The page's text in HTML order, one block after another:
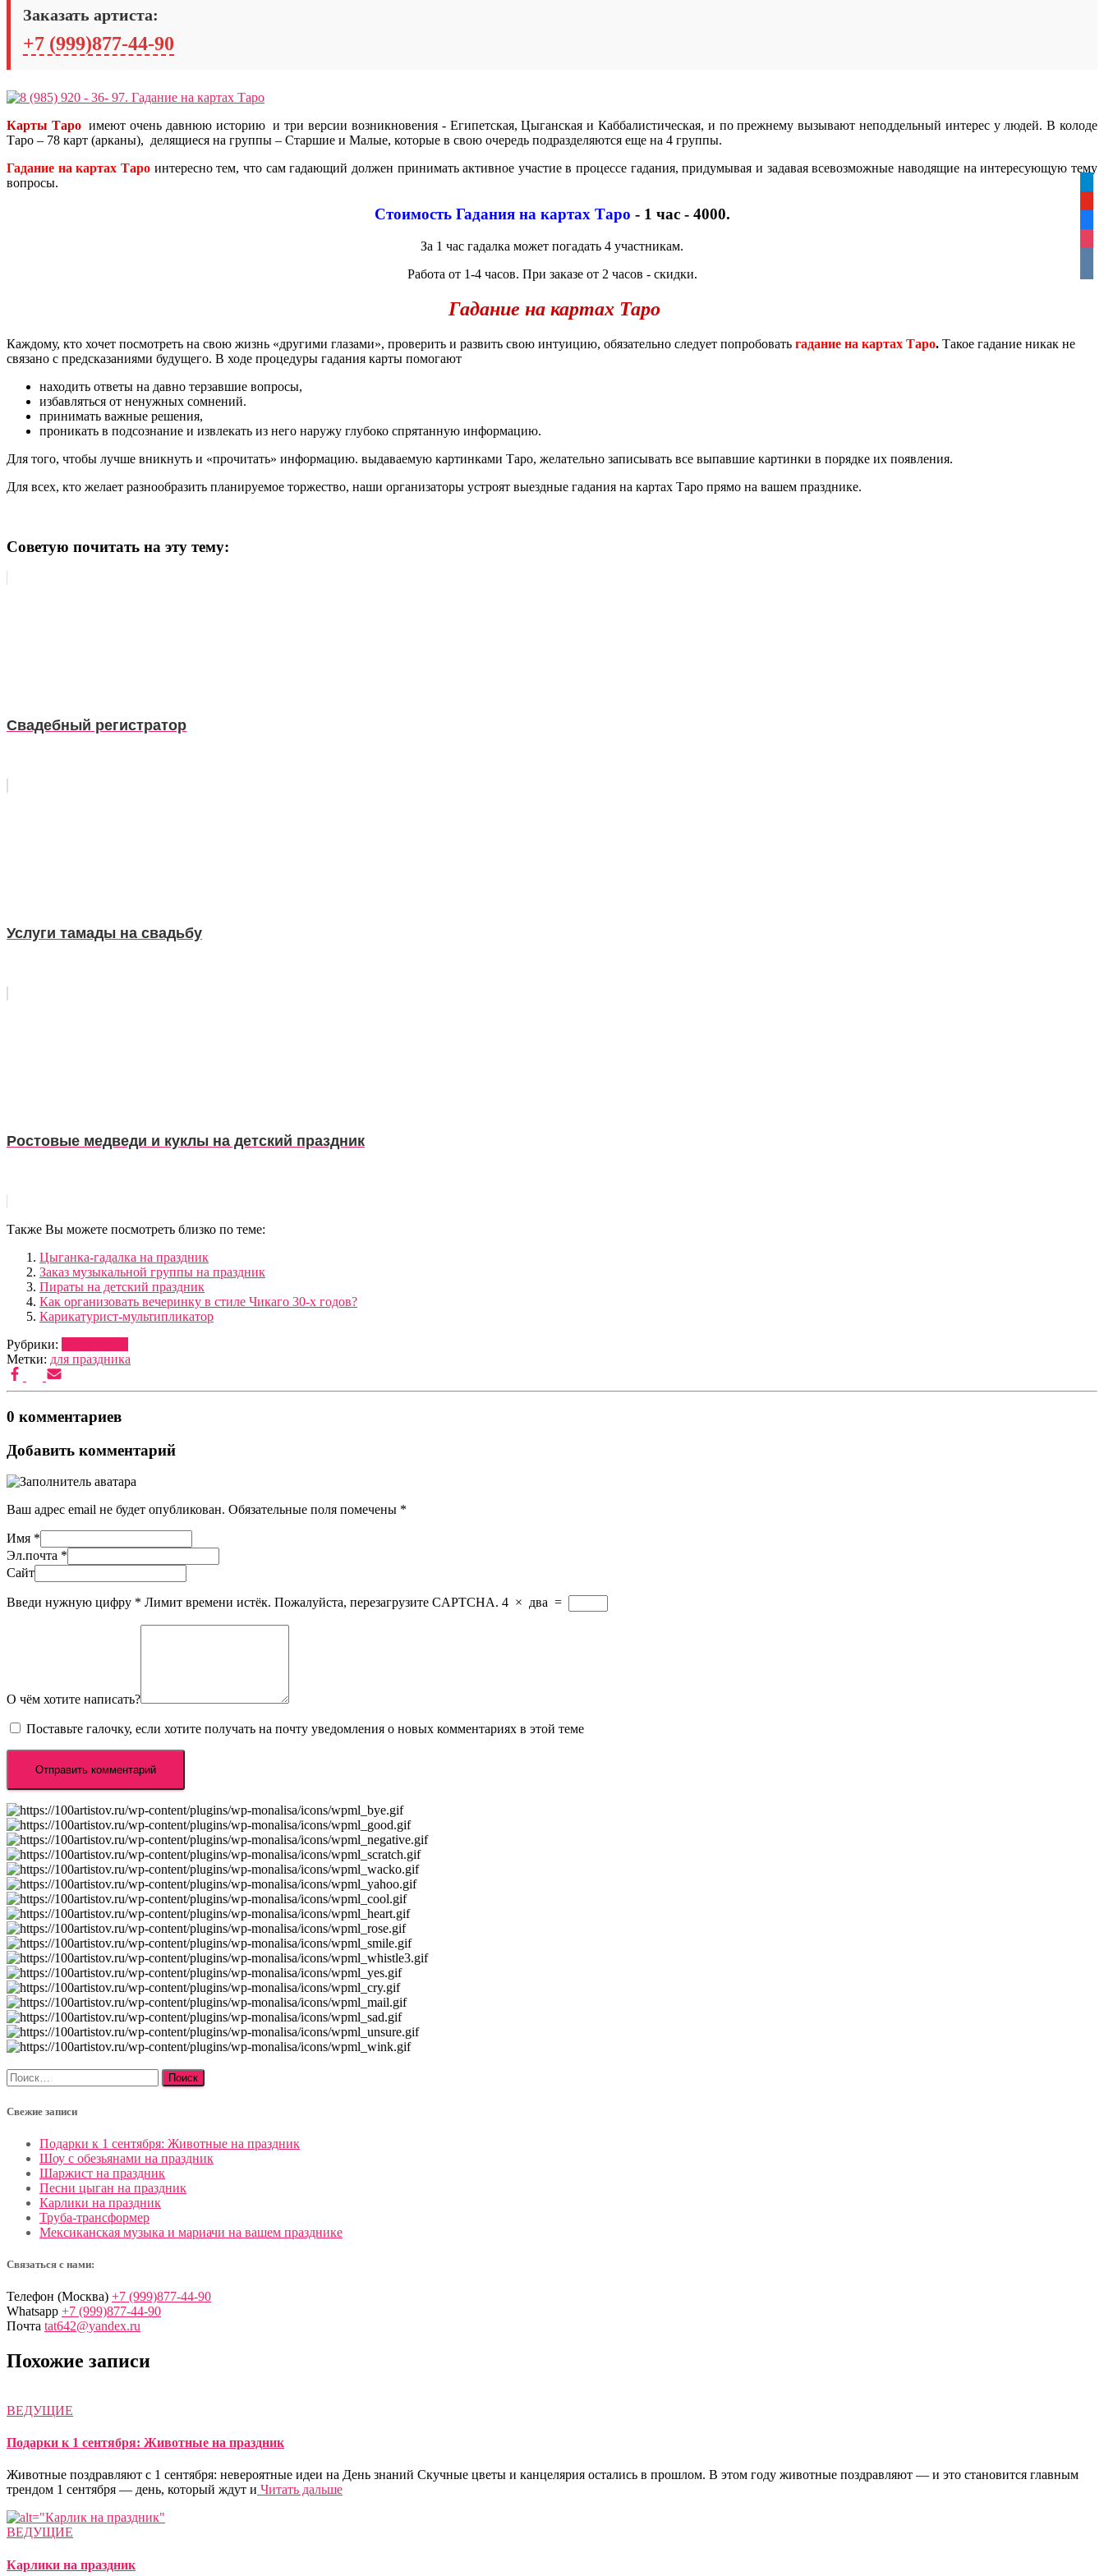
Заказать артиста:
+7 (999)877-44-90
Карты Тароимеют очень давнюю историю и три версии возникновения - Египетская, Цыганская и Каббалистическая, и по прежнему вызывают неподдельный интерес у людей. В колоде
Таро – 78 карт (арканы), делящиеся на группы – Старшие и Малые, которые в свою очередь подразделяются еще на 4 группы.
Гадание на картах Тароинтересно тем, что сам гадающий должен принимать активное участие в процессе гадания, придумывая и задавая всевозможные наводящие на интересующую тему
вопросы.
Стоимость Гадания на картах Таро - 1 час - 4000.
За 1 час гадалка может погадать 4 участникам.
Работа от 1-4 часов. При заказе от 2 часов - скидки.
Гадание на картах Таро
Каждому, кто хочет посмотреть на свою жизнь «другими глазами», проверить и развить свою интуицию, обязательно следует попробовать гадание на картах Таро. Такое гадание никак не
связано с предсказаниями будущего. В ходе процедуры гадания карты помогают
находить ответы на давно терзавшие вопросы,
избавляться от ненужных сомнений.
принимать важные решения,
проникать в подсознание и извлекать из него наружу глубоко спрятанную информацию.
Для того, чтобы лучше вникнуть и «прочитать» информацию. выдаваемую картинками Таро, желательно записывать все выпавшие картинки в порядке их появления.
Для всех, кто желает разнообразить планируемое торжество, наши организаторы устроят выездные гадания на картах Таро прямо на вашем празднике.
Советую почитать на эту тему:
Свадебный регистратор
Услуги тамады на свадьбу
Ростовые медведи и куклы на детский праздник
Также Вы можете посмотреть близко по теме:
Цыганка-гадалка на праздник
Заказ музыкальной группы на праздник
Пираты на детский праздник
Как организовать вечеринку в стиле Чикаго 30-х годов?
Карикатурист-мультипликатор
Рубрики:
Метки: для праздника
0 комментариев
Добавить комментарий
Ваш адрес email не будет опубликован. Обязательные поля помечены *
Имя *
Эл.почта *
Сайт
Введи нужную цифру * Лимит времени истёк. Пожалуйста, перезагрузите CAPTCHA. 4 × два =
О чём хотите написать?
Поставьте галочку, если хотите получать на почту уведомления о новых комментариях в этой теме
Найти:
Свежие записи
Подарки к 1 сентября: Животные на праздник
Шоу с обезьянами на праздник
Шаржист на праздник
Песни цыган на праздник
Карлики на праздник
Труба-трансформер
Мексиканская музыка и мариачи на вашем празднике
Связаться с нами:
Телефон (Москва) +7 (999)877-44-90
Whatsapp +7 (999)877-44-90
Почта tat642@yandex.ru
Похожие записи
ВЕДУЩИЕ
Подарки к 1 сентября: Животные на праздник
Животные поздравляют с 1 сентября: невероятные идеи на День знаний Скучные цветы и канцелярия остались в прошлом. В этом году животные поздравляют — и это становится главным
трендом 1 сентября — день, который ждут и Читать дальше
ВЕДУЩИЕ
Карлики на праздник